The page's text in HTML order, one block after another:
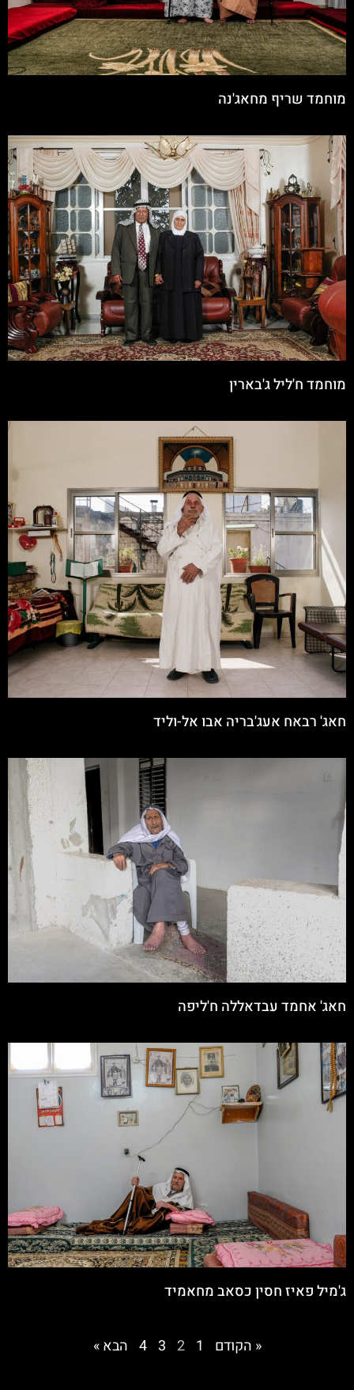
מוחמד שריף מחאג'נה
מוחמד ח'ליל ג'בארין
חאג' רבאח אעג'בריה אבו אל-וליד
חאג' אחמד עבדאללה ח'ליפה
ג'מיל פאיז חסין כסאב מחאמיד
« הקודם 1
2
3
4 הבא »